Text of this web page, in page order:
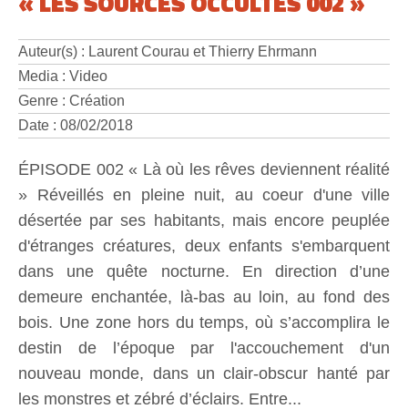
Auteur(s) : Laurent Courau et Thierry Ehrmann
Media : Video
Genre : Création
Date : 08/02/2018
ÉPISODE 002 « Là où les rêves deviennent réalité
» Réveillés en pleine nuit, au coeur d'une ville
désertée par ses habitants, mais encore peuplée
d'étranges créatures, deux enfants s'embarquent
dans une quête nocturne. En direction d’une
demeure enchantée, là-bas au loin, au fond des
bois. Une zone hors du temps, où s’accomplira le
destin de l’époque par l'accouchement d'un
nouveau monde, dans un clair-obscur hanté par
les monstres et zébré d’éclairs. Entre...